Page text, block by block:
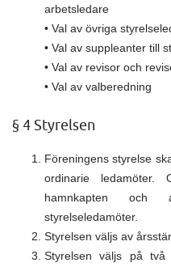
arbetsledare
• Val av övriga
• Val av suppleanter till
• Val av revisor och
• Val av valberedning
§ 4 Styrelsen
Föreningens styrelse
ordinarie ledamöter.
hamnkapten och
styrelseledamöter.
Styrelsen väljs av
Styrelsen väljs på